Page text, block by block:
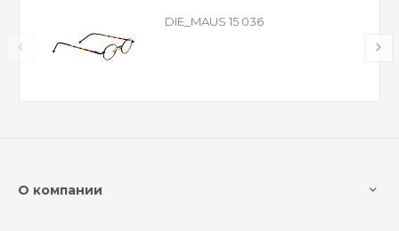
DIE_MAUS 15 036
О компании